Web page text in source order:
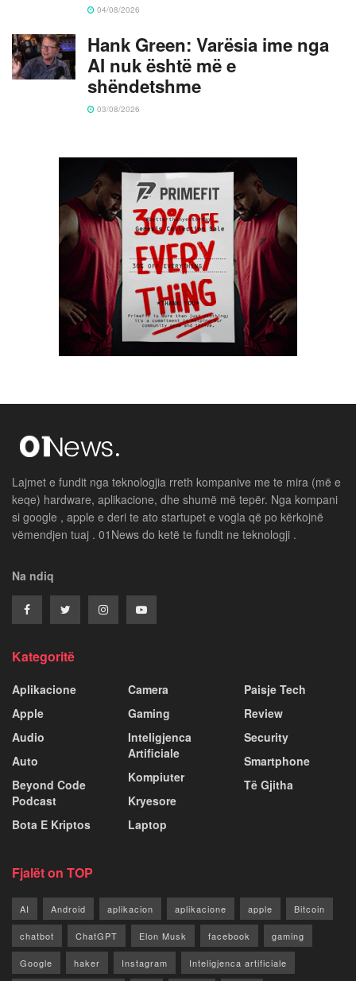
04/08/2026
Hank Green: Varësia ime nga
AI nuk është më e
shëndetshme
03/08/2026
Lajmet e fundit nga teknologjia rreth kompanive me te mira (më e
keqe) hardware, aplikacione, dhe shumë më tepër. Nga kompani
si google , apple e deri te ato startupet e vogla që po kërkojnë
vëmendjen tuaj . 01News do ketë te fundit ne teknologji .
Na ndiq
Kategoritë
Aplikacione
Apple
Audio
Auto
Beyond Code
Podcast
Bota E Kriptos
Camera
Gaming
Inteligjenca
Artificiale
Kompiuter
Kryesore
Laptop
Paisje Tech
Review
Security
Smartphone
Të Gjitha
Fjalët on TOP
AI Android aplikacion aplikacione apple Bitcoin
chatbot ChatGPT Elon Musk facebook gaming
Google haker Instagram Inteligjenca artificiale